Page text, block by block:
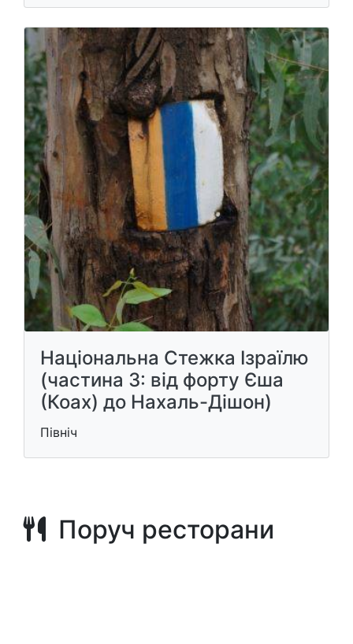
Національна Стежка Ізраїлю
(частина 3: від форту Єша
(Коах) до Нахаль-Дішон)
Північ
Поруч ресторани